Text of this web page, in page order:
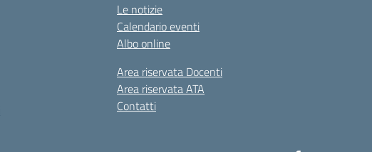
Le notizie
Calendario eventi
Albo online
Area riservata Docenti
Area riservata ATA
Contatti